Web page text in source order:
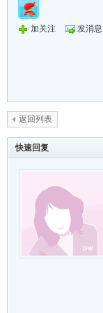
加关注 发消息
返回列表
快速回复